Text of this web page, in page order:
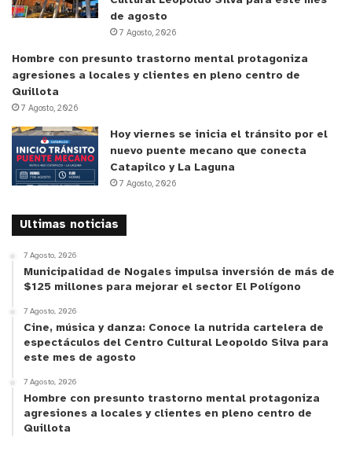
de agosto
7 Agosto, 2026
Hombre con presunto trastorno mental protagoniza
agresiones a locales y clientes en pleno centro de
Quillota
7 Agosto, 2026
Hoy viernes se inicia el tránsito por el
nuevo puente mecano que conecta
Catapilco y La Laguna
7 Agosto, 2026
Ultimas noticias
7 Agosto, 2026
Municipalidad de Nogales impulsa inversión de más de
$125 millones para mejorar el sector El Polígono
7 Agosto, 2026
Cine, música y danza: Conoce la nutrida cartelera de
espectáculos del Centro Cultural Leopoldo Silva para
este mes de agosto
7 Agosto, 2026
Hombre con presunto trastorno mental protagoniza
agresiones a locales y clientes en pleno centro de
Quillota